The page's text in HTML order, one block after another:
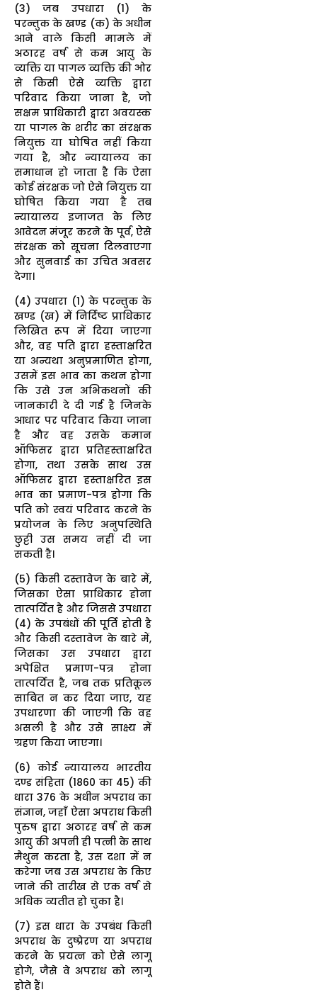
(3) जब उपधारा (1) के
परन्तुक के खण्ड (क) के अधीन
आने वाले किसी मामले में
अठारह वर्ष से कम आयु के
व्यक्ति या पागल व्यक्ति की ओर
से किसी ऐसे व्यक्ति द्वारा
परिवाद किया जाना है, जो
सक्षम प्राधिकारी द्वारा अवयस्क
या पागल के शरीर का संरक्षक
नियुक्त या घोषित नहीं किया
गया है, और न्यायालय का
समाधान हो जाता है कि ऐसा
कोई संरक्षक जो ऐसे नियुक्त या
घोषित किया गया है तब
न्यायालय इजाजत के लिए
आवेदन मंजूर करने के पूर्व, ऐसे
संरक्षक को सूचना दिलवाएगा
और सुनवाई का उचित अवसर
देगा।
(4) उपधारा (1) के परन्तुक के
खण्ड (ख) में निर्दिष्ट प्राधिकार
लिखित रूप में दिया जाएगा
और, वह पति द्वारा हस्ताक्षरित
या अन्यथा अनुप्रमाणित होगा,
उसमें इस भाव का कथन होगा
कि उसे उन अभिकथनों की
जानकारी दे दी गई है जिनके
आधार पर परिवाद किया जाना
है और वह उसके कमान
ऑफिसर द्वारा प्रतिहस्ताक्षरित
होगा, तथा उसके साथ उस
ऑफिसर द्वारा हस्ताक्षरित इस
भाव का प्रमाण-पत्र होगा कि
पति को स्वयं परिवाद करने के
प्रयोजन के लिए अनुपस्थिति
छुट्टी उस समय नहीं दी जा
सकती है।
(5) किसी दस्तावेज के बारे में,
जिसका ऐसा प्राधिकार होना
तात्पर्यित है और जिससे उपधारा
(4) के उपबंधों की पूर्ति होती है
और किसी दस्तावेज के बारे में,
जिसका उस उपधारा द्वारा
अपेक्षित प्रमाण-पत्र होना
तात्पर्यित है, जब तक प्रतिकूल
साबित न कर दिया जाए, यह
उपधारणा की जाएगी कि वह
असली है और उसे साक्ष्य में
ग्रहण किया जाएगा।
(6) कोई न्यायालय भारतीय
दण्ड संहिता (1860 का 45) की
धारा 376 के अधीन अपराध का
संज्ञान, जहाँ ऐसा अपराध किसी
पुरुष द्वारा अठारह वर्ष से कम
आयु की अपनी ही पत्नी के साथ
मैथुन करता है, उस दशा में न
करेगा जब उस अपराध के किए
जाने की तारीख से एक वर्ष से
अधिक व्यतीत हो चुका है।
(7) इस धारा के उपबंध किसी
अपराध के दुष्प्रेरण या अपराध
करने के प्रयत्न को ऐसे लागू
होगे, जैसे वे अपराध को लागू
होते हैं।